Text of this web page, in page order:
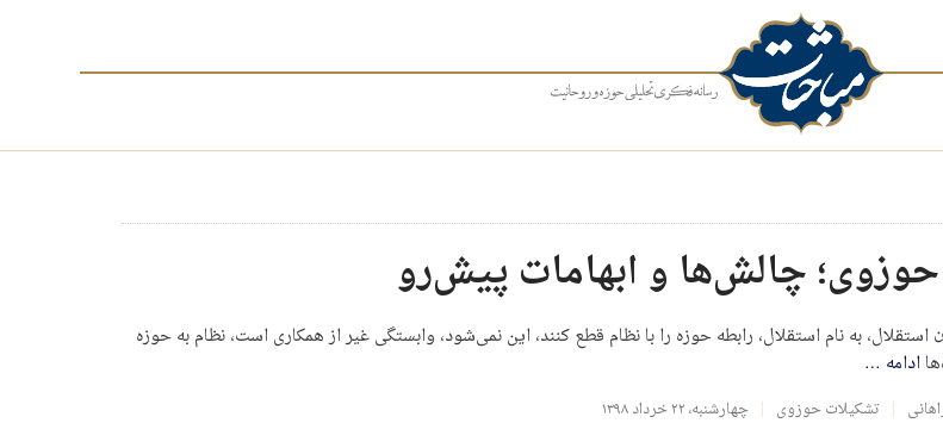
چالش‌ها و ابهامات پیش‌رو
به نام استقلال، رابطه حوزه را با نظام قطع کنند، این نمی‌شود، وابستگی غیر از همکاری است، نظام به حوزه
ادامه …
تشکیلات حوزوی چهارشنبه، ۲۲ خرداد ۱۳۹۸